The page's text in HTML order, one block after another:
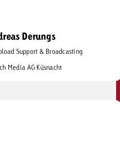
Derungs
Support & Broadcasting
Media AG Küsnacht
Derungs